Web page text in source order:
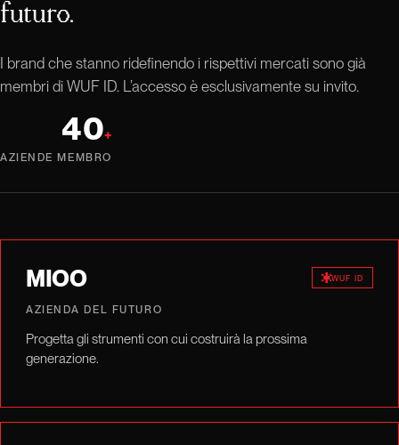
futuro.
I brand che stanno ridefinendo i rispettivi mercati sono già
membri di WUF ID. L’accesso è esclusivamente su invito.
40+
AZIENDE MEMBRO
MIOO WUF ID
AZIENDA DEL FUTURO
Progetta gli strumenti con cui costruirà la prossima
generazione.